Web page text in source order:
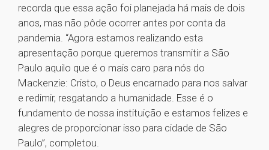
recorda que essa ação foi planejada há mais de dois
anos, mas não pôde ocorrer antes por conta da
pandemia. “Agora estamos realizando esta
apresentação porque queremos transmitir a São
Paulo aquilo que é o mais caro para nós do
Mackenzie: Cristo, o Deus encarnado para nos salvar
e redimir, resgatando a humanidade. Esse é o
fundamento de nossa instituição e estamos felizes e
alegres de proporcionar isso para cidade de São
Paulo”, completou.